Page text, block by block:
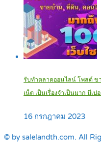
รับทำตลาดออนไลน์ โพสต์ ข
เน็ต เป็นเรื่องจำเป็นมาก มีเ
16 กรกฎาคม 2023
© by salelandth.com. All